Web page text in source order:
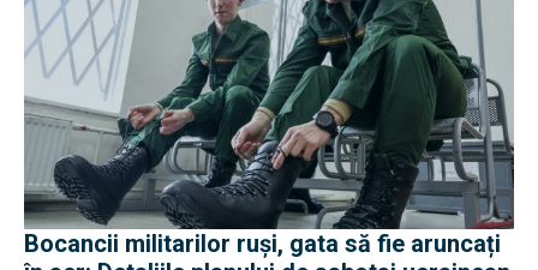
Bocancii militarilor ruși, gata să fie aruncați